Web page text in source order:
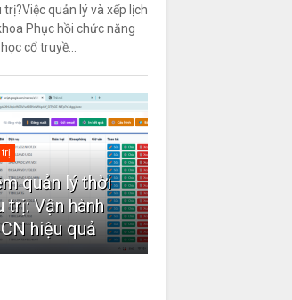
trị?Việc quản lý và xếp lịch
Phục hồi chức năng
cổ truyề...
quản lý thời
trị: Vận hành
hiệu quả